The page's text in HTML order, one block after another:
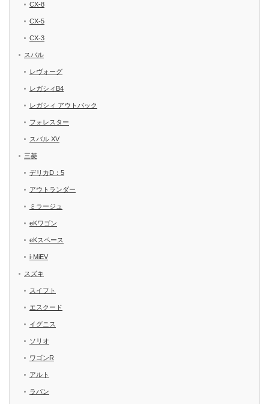
CX-8
CX-5
CX-3
スバル
レヴォーグ
レガシィB4
レガシィ アウトバック
フォレスター
スバル XV
三菱
デリカD：5
アウトランダー
ミラージュ
eKワゴン
eKスペース
i-MiEV
スズキ
スイフト
エスクード
イグニス
ソリオ
ワゴンR
アルト
ラパン